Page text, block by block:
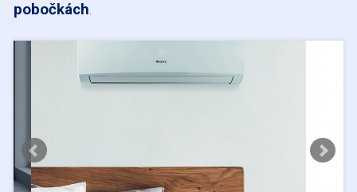
pobočkách.